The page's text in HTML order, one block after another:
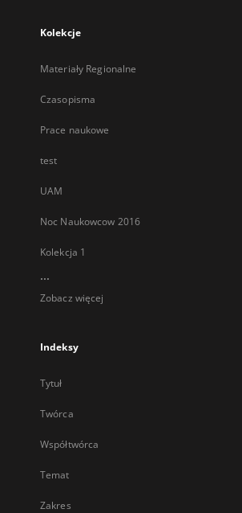
Kolekcje
Materiały Regionalne
Czasopisma
Prace naukowe
test
UAM
Noc Naukowcow 2016
Kolekcja 1
...
Zobacz więcej
Indeksy
Tytuł
Twórca
Współtwórca
Temat
Zakres